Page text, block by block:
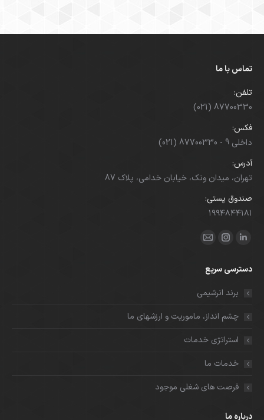
تماس با ما
تلفن:
(021) 87700330
فکس:
(021) 87700330 - داخلی 9
آدرس:
تهران، میدان ونک، خیابان خدامی، پلاک 87
صندوق پستی:
۱۹۹۴۸۴۴۱۸۱
ما را دنبال کنید در:
لینکدین
کردن
برگه
پنجره
جدید
اینستاگرام
کردن
برگه
پنجره
جدید
ایمیل
کردن
برگه
پنجره
جدید
دسترسی سریع
برند انرشیمی
چشم انداز، ماموریت و ارزشهای ما
استراتژی خدمات
خدمات ما
فرصت های شغلی موجود
درباره ما